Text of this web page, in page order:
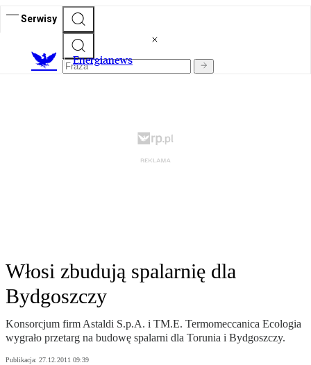
Serwisy
Energianews
Włosi zbudują spalarnię dla
Bydgoszczy
Konsorcjum firm Astaldi S.p.A. i TM.E. Termomeccanica Ecologia
wygrało przetarg na budowę spalarni dla Torunia i Bydgoszczy.
Publikacja: 27.12.2011 09:39